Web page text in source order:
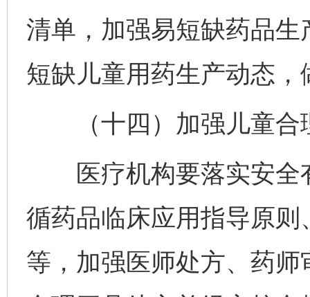
清单，加强易短缺药品
短缺儿童用药生产动态，
（十四）加强儿童合
医疗机构要落实安全
循药品临床应用指导原
等，加强医师处方、药